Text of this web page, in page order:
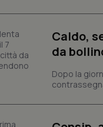
Caldo,
da
Dopo la
I
e